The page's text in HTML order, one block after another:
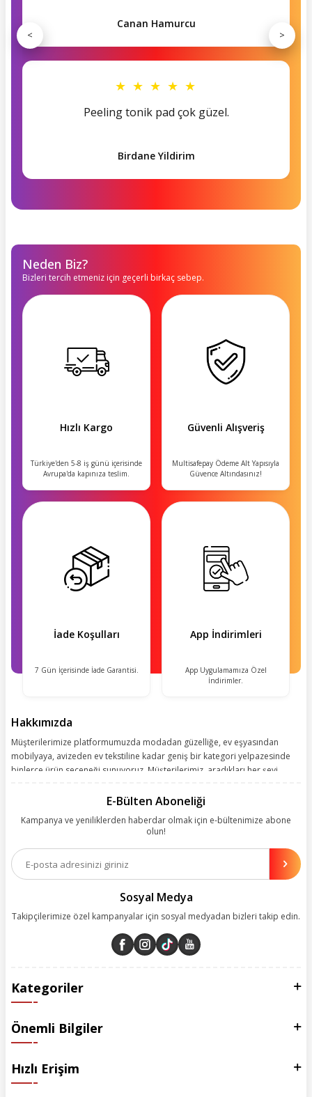
Canan Hamurcu
★ ★ ★ ★ ★
Peeling tonik pad çok güzel.
Birdane Yildirim
< >
Neden Biz?
Bizleri tercih etmeniz için geçerli birkaç sebep.
Hızlı Kargo
Türkiye'den 5-8 iş günü içerisinde
Avrupa'da kapınıza teslim.
Güvenli Alışveriş
Multisafepay Ödeme Alt Yapısıyla
Güvence Altındasınız!
İade Koşulları
7 Gün İçerisinde İade Garantisi.
App İndirimleri
App Uygulamamıza Özel
İndirimler.
Hakkımızda
Müşterilerimize platformumuzda modadan güzelliğe, ev eşyasından
mobilyaya, avizeden ev tekstiline kadar geniş bir kategori yelpazesinde
binlerce ürün seçeneği sunuyoruz. Müşterilerimiz, aradıkları her şeyi
kolay, kusursuz ve keyifli bir alışveriş yolculuğu sunarken deneyiminize
olanakları sunuyoruz. Çalışmalarımızı müşterilerimizin memnuniyetini
esas alarak yürütüyoruz.
E-Bülten Aboneliği
Kampanya ve yeniliklerden haberdar olmak için e-bültenimize abone
olun!
Sosyal Medya
Takipçilerimize özel kampanyalar için sosyal medyadan bizleri takip edin.
Kategoriler
Önemli Bilgiler
Hızlı Erişim